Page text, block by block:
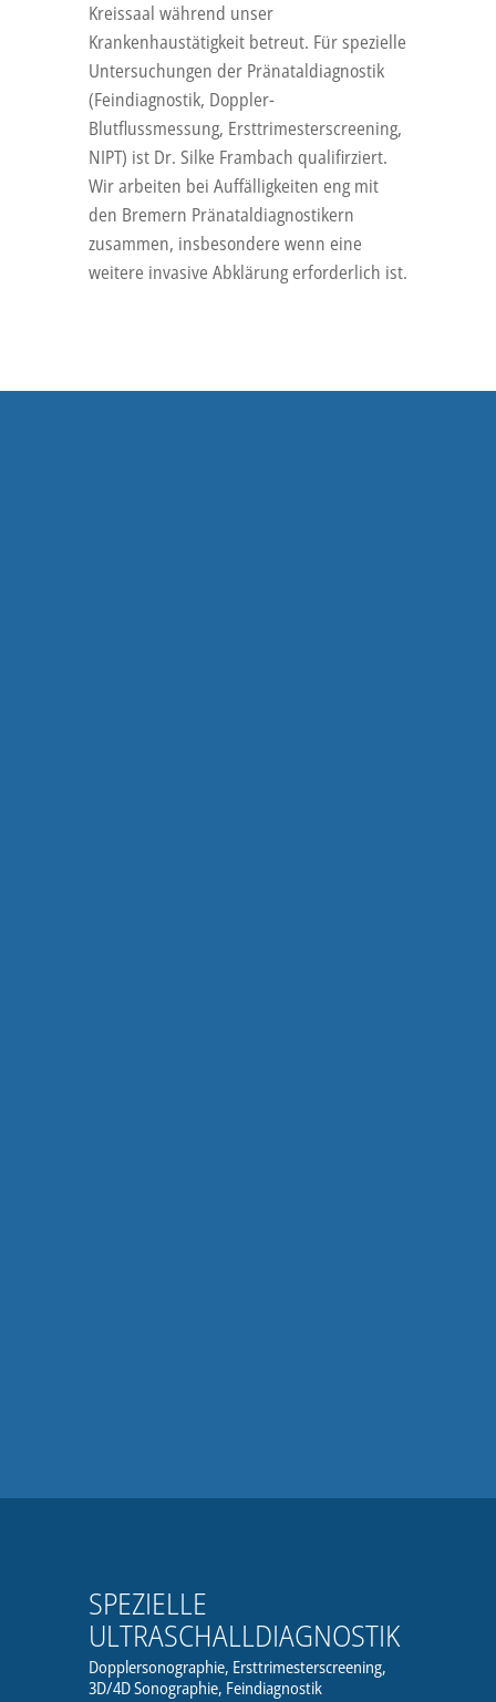
Kreissaal während unser
Krankenhaustätigkeit betreut. Für spezielle
Untersuchungen der Pränataldiagnostik
(Feindiagnostik, Doppler-
Blutflussmessung, Ersttrimesterscreening,
NIPT) ist Dr. Silke Frambach qualifirziert.
Wir arbeiten bei Auffälligkeiten eng mit
den Bremern Pränataldiagnostikern
zusammen, insbesondere wenn eine
weitere invasive Abklärung erforderlich ist.
SPEZIELLE
ULTRASCHALLDIAGNOSTIK
Dopplersonographie, Ersttrimesterscreening,
3D/4D Sonographie, Feindiagnostik